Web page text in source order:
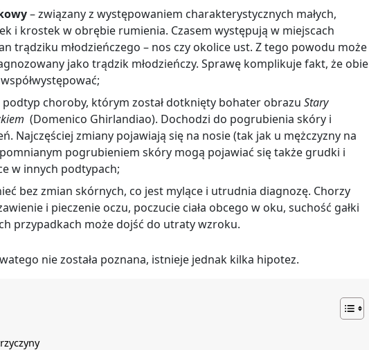
– związany z występowaniem charakterystycznych małych,
i krostek w obrębie rumienia. Czasem występują w miejscach
trądziku młodzieńczego – nos czy okolice ust. Z tego powodu może
jako trądzik młodzieńczy. Sprawę komplikuje fakt, że obie
podtyp choroby, którym został dotknięty bohater obrazu Stary
(Domenico Ghirlandiao). Dochodzi do pogrubienia skóry i
Najczęściej zmiany pojawiają się na nosie (tak jak u mężczyzny na
pogrubieniem skóry mogą pojawiać się także grudki i
w innych podtypach;
bez zmian skórnych, co jest mylące i utrudnia diagnozę. Chorzy
i pieczenie oczu, poczucie ciała obcego w oku, suchość gałki
przypadkach może dojść do utraty wzroku.
nie została poznana, istnieje jednak kilka hipotez.